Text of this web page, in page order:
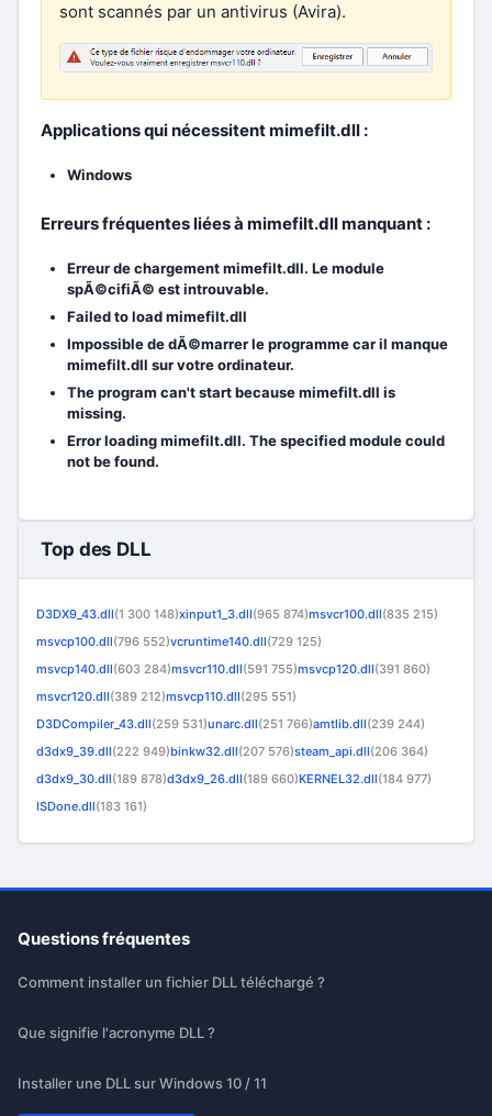
sont scannés par un antivirus (Avira).
Applications qui nécessitent mimefilt.dll :
Windows
Erreurs fréquentes liées à mimefilt.dll manquant :
Erreur de chargement mimefilt.dll. Le module
spÃ©cifiÃ© est introuvable.
Failed to load mimefilt.dll
Impossible de dÃ©marrer le programme car il manque
mimefilt.dll sur votre ordinateur.
The program can't start because mimefilt.dll is
missing.
Error loading mimefilt.dll. The specified module could
not be found.
Top des DLL
D3DX9_43.dll(1 300 148)xinput1_3.dll(965 874)msvcr100.dll(835 215)
msvcp100.dll(796 552)vcruntime140.dll(729 125)
msvcp140.dll(603 284)msvcr110.dll(591 755)msvcp120.dll(391 860)
msvcr120.dll(389 212)msvcp110.dll(295 551)
D3DCompiler_43.dll(259 531)unarc.dll(251 766)amtlib.dll(239 244)
d3dx9_39.dll(222 949)binkw32.dll(207 576)steam_api.dll(206 364)
d3dx9_30.dll(189 878)d3dx9_26.dll(189 660)KERNEL32.dll(184 977)
ISDone.dll(183 161)
Questions fréquentes
Comment installer un fichier DLL téléchargé ?
Que signifie l'acronyme DLL ?
Installer une DLL sur Windows 10 / 11